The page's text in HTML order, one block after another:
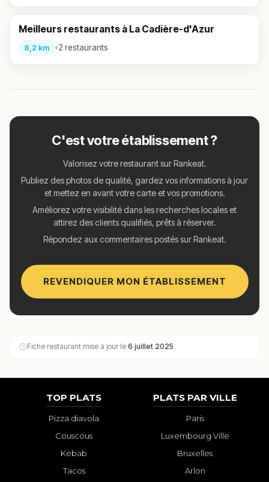
Meilleurs restaurants à La Cadière-d'Azur
8,2 km •2 restaurants
C'est votre établissement ?
Valorisez votre restaurant sur Rankeat.
Publiez des photos de qualité, gardez vos informations à jour
et mettez en avant votre carte et vos promotions.
Améliorez votre visibilité dans les recherches locales et
attirez des clients qualifiés, prêts à réserver.
Répondez aux commentaires postés sur Rankeat.
REVENDIQUER MON ÉTABLISSEMENT
Fiche restaurant mise à jour le 6 juillet 2025
TOP PLATS
Pizza diavola
Couscous
Kebab
Tacos
PLATS PAR VILLE
Paris
Luxembourg Ville
Bruxelles
Arlon